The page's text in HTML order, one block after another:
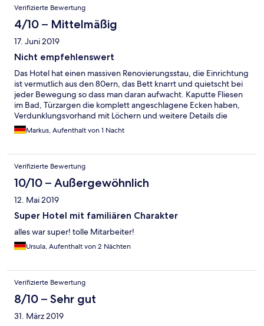
Verifizierte Bewertung
4/10 – Mittelmäßig
17. Juni 2019
Nicht empfehlenswert
Das Hotel hat einen massiven Renovierungsstau, die Einrichtung
ist vermutlich aus den 80ern, das Bett knarrt und quietscht bei
jeder Bewegung so dass man daran aufwacht. Kaputte Fliesen
im Bad, Türzargen die komplett angeschlagene Ecken haben,
Verdunklungsvorhand mit Löchern und weitere Details die
einem das Zimmer nicht sonderlich wohnlich machen. Danke
aber eine Nacht hat uns vollkommen gereicht. Wir werden nicht
Markus, Aufenthalt von 1 Nacht
Verifizierte Bewertung
10/10 – Außergewöhnlich
12. Mai 2019
Super Hotel mit familiären Charakter
alles war super! tolle Mitarbeiter!
Ursula, Aufenthalt von 2 Nächten
Verifizierte Bewertung
8/10 – Sehr gut
31. März 2019